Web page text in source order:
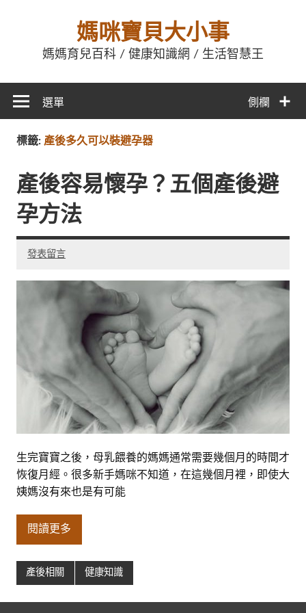
媽咪寶貝大小事
媽媽育兒百科 / 健康知識網 / 生活智慧王
側欄
選單
標籤: 產後多久可以裝避孕器
產後容易懷孕？五個產後避
孕方法
發表留言
生完寶寶之後，母乳餵養的媽媽通常需要幾個月的時間才
恢復月經。很多新手媽咪不知道，在這幾個月裡，即使大
姨媽沒有來也是有可能
閱讀更多
產後相關 健康知識